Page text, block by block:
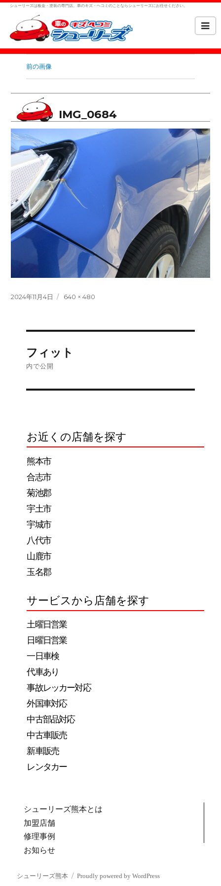
シューリーズは板金・塗装の専門店。車のキズ・ヘコミのことならシューリーズにお任せください。
前の画像
IMG_0684
投
2024年11月4日
フ
640 × 480
稿
ー
シ
ョ
ン
フィット
内で公開
お近くの店舗を探す
熊本市
合志市
菊池郡
宇土市
宇城市
八代市
山鹿市
玉名郡
サービスから店舗を探す
土曜日営業
日曜日営業
一日車検
代車あり
事故レッカー対応
外国車対応
中古部品対応
中古車販売
新車販売
レンタカー
シューリーズ熊本とは
加盟店舗
修理事例
お知らせ
シューリーズ熊本 Proudly powered by WordPress